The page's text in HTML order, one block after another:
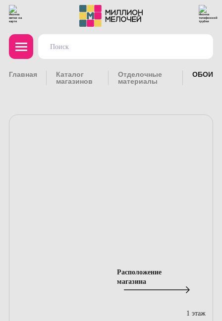
Главная
Каталог
магазинов
Отделочные
материалы
ОБОИ
Расположение
магазина
1 этаж